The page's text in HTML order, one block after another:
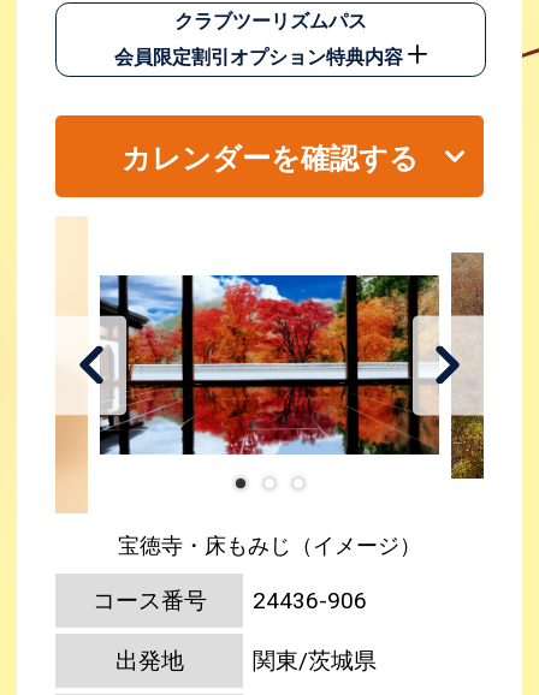
クラブツーリズムパス
会員限定割引オプション特典内容
カレンダーを確認する
宝徳寺・床もみじ（イメージ）
コース番号 24436-906
出発地 関東/茨城県